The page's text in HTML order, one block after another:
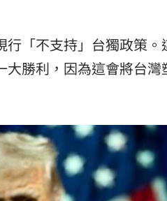
「不支持」台獨政策
勝利，因為這會將台灣